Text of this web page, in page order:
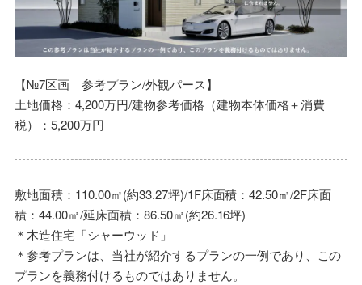
【№7区画 参考プラン/外観パース】
土地価格：4,200万円/建物参考価格（建物本体価格＋消費
税）：5,200万円
敷地面積：110.00㎡(約33.27坪)/1F床面積：42.50㎡/2F床面
積：44.00㎡/延床面積：86.50㎡(約26.16坪)
＊木造住宅「シャーウッド」
＊参考プランは、当社が紹介するプランの一例であり、この
プランを義務付けるものではありません。